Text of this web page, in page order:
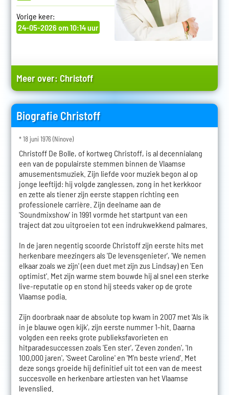
Vorige keer:
24-05-2026 om 10:14 uur
Meer over: Christoff
Biografie Christoff
* 18 juni 1976 (Ninove)
Christoff De Bolle, of kortweg Christoff, is al decennialang
een van de populairste stemmen binnen de Vlaamse
amusementsmuziek. Zijn liefde voor muziek begon al op
jonge leeftijd: hij volgde zanglessen, zong in het kerkkoor
en zette als tiener zijn eerste stappen richting een
professionele carrière. Zijn deelname aan de
'Soundmixshow' in 1991 vormde het startpunt van een
traject dat zou uitgroeien tot een indrukwekkend palmares.
In de jaren negentig scoorde Christoff zijn eerste hits met
herkenbare meezingers als 'De levensgenieter', 'We nemen
elkaar zoals we zijn' (een duet met zijn zus Lindsay) en 'Een
optimist'. Met zijn warme stem bouwde hij al snel een sterke
live-reputatie op en stond hij steeds vaker op de grote
Vlaamse podia.
Zijn doorbraak naar de absolute top kwam in 2007 met 'Als ik
in je blauwe ogen kijk', zijn eerste nummer 1-hit. Daarna
volgden een reeks grote publieksfavorieten en
hitparadesuccessen zoals 'Een ster', 'Zeven zonden', 'In
100.000 jaren', 'Sweet Caroline' en 'M'n beste vriend'. Met
deze songs groeide hij definitief uit tot een van de meest
succesvolle en herkenbare artiesten van het Vlaamse
levenslied.